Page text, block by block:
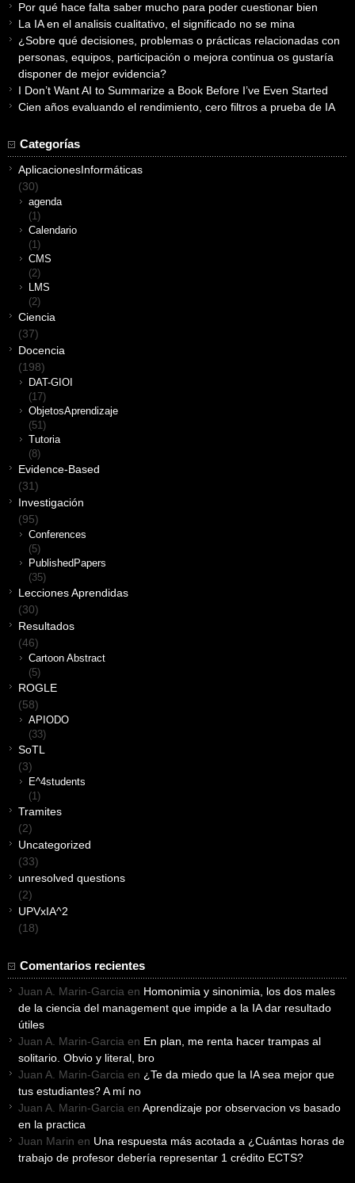
Por qué hace falta saber mucho para poder cuestionar bien
La IA en el analisis cualitativo, el significado no se mina
¿Sobre qué decisiones, problemas o prácticas relacionadas con
personas, equipos, participación o mejora continua os gustaría
disponer de mejor evidencia?
I Don’t Want AI to Summarize a Book Before I’ve Even Started
Cien años evaluando el rendimiento, cero filtros a prueba de IA
Categorías
AplicacionesInformáticas
(30)
agenda
(1)
Calendario
(1)
CMS
(2)
LMS
(2)
Ciencia
(37)
Docencia
(198)
DAT-GIOI
(17)
ObjetosAprendizaje
(51)
Tutoria
(8)
Evidence-Based
(31)
Investigación
(95)
Conferences
(5)
PublishedPapers
(35)
Lecciones Aprendidas
(30)
Resultados
(46)
Cartoon Abstract
(5)
ROGLE
(58)
APIODO
(33)
SoTL
(3)
E^4students
(1)
Tramites
(2)
Uncategorized
(33)
unresolved questions
(2)
UPVxIA^2
(18)
Comentarios recientes
Juan A. Marin-Garcia en Homonimia y sinonimia, los dos males
de la ciencia del management que impide a la IA dar resultado
útiles
Juan A. Marin-Garcia en En plan, me renta hacer trampas al
solitario. Obvio y literal, bro
Juan A. Marin-Garcia en ¿Te da miedo que la IA sea mejor que
tus estudiantes? A mí no
Juan A. Marin-Garcia en Aprendizaje por observacion vs basado
en la practica
Juan Marin en Una respuesta más acotada a ¿Cuántas horas de
trabajo de profesor debería representar 1 crédito ECTS?